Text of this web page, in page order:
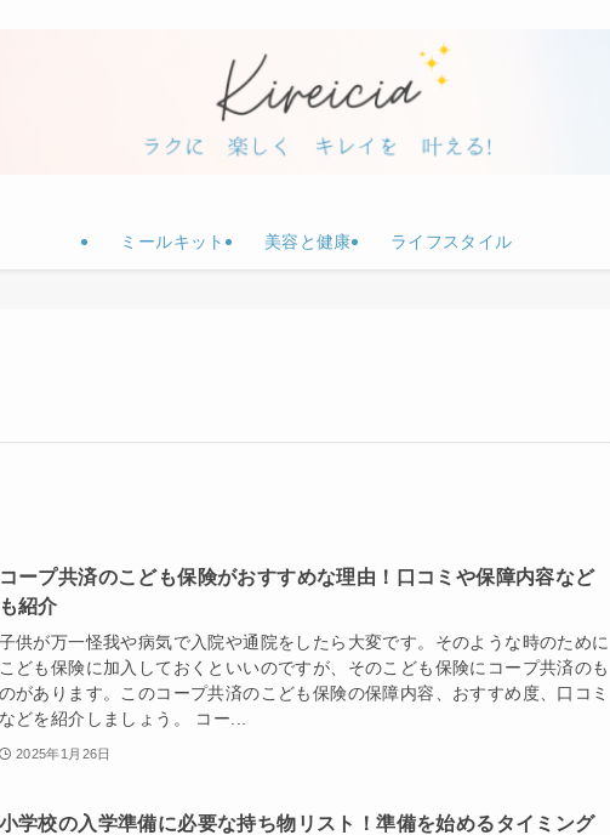
ミールキット 美容と健康 ライフスタイル
コープ共済のこども保険がおすすめな理由！口コミや保障内容など
も紹介
子供が万一怪我や病気で入院や通院をしたら大変です。そのような時のために
こども保険に加入しておくといいのですが、そのこども保険にコープ共済のも
のがあります。このコープ共済のこども保険の保障内容、おすすめ度、口コミ
などを紹介しましょう。 コー...
2025年1月26日
小学校の入学準備に必要な持ち物リスト！準備を始めるタイミング